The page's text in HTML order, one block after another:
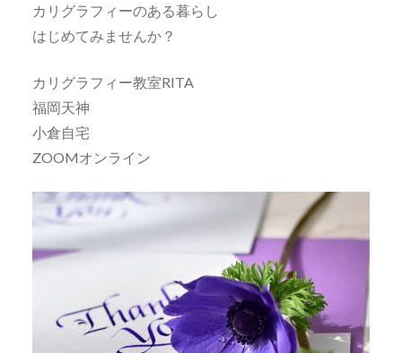
カリグラフィーのある暮らし
はじめてみませんか？
カリグラフィー教室RITA
福岡天神
小倉自宅
ZOOMオンライン